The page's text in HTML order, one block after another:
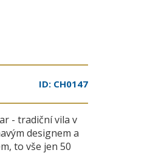
ID: CH0147
- tradiční vila v
designem a
to vše jen 50